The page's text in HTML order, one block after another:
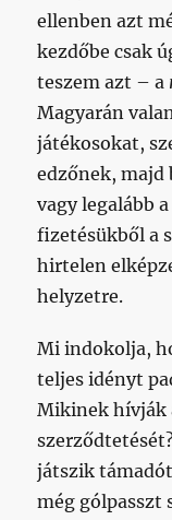
ellenben azt
kezdőbe csak
teszem azt – a
Magyarán
játékosokat,
edzőnek, majd
vagy legalább
fizetésükből a
hirtelen
helyzetre.
Mi indokolja,
teljes idényt
Mikinek hívják
játszik
még gólpasszt